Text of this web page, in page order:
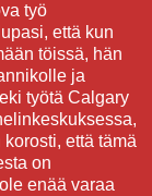
työ
että kun
töissä, hän
ja
työtä Calgary
että tämä
on
enää varaa